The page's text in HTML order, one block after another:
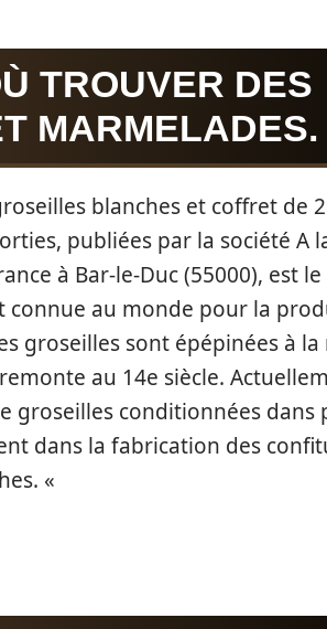
TROUVER DES
MARMELADES.
blanches et coffret de
publiées par la société A
à Bar-le-Duc (55000), est le
connue au monde pour la
groseilles sont épépinées à
au 14e siècle.
groseilles conditionnées dans
dans la fabrication des
«